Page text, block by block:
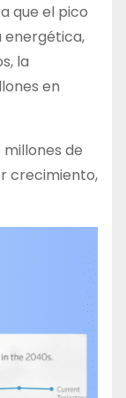
que el pico
energética,
la
en
de
crecimiento,